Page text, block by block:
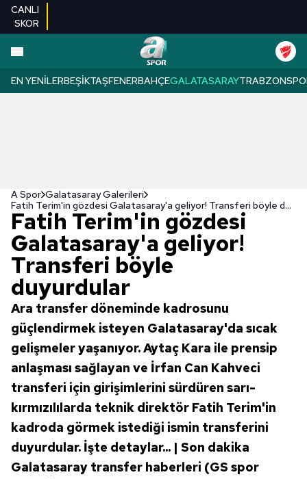
CANLI
SKOR
EN YENILERBEŞIKTAŞFENERBAHÇEGALATASARAY
A Spor Galatasaray Galerileri
Fatih Terim'in gözdesi Galatasaray'a geliyor! Transferi böyle duyurdular
Fatih Terim'in gözdesi
Galatasaray'a geliyor!
Transferi böyle
duyurdular
Ara transfer döneminde kadrosunu
güçlendirmek isteyen Galatasaray'da sıcak
gelişmeler yaşanıyor. Aytaç Kara ile prensip
anlaşması sağlayan ve İrfan Can Kahveci
transferi için girişimlerini sürdüren sarı-
kırmızılılarda teknik direktör Fatih Terim'in
kadroda görmek istediği ismin transferini
duyurdular. İşte detaylar... | Son dakika
Galatasaray transfer haberleri (GS spor